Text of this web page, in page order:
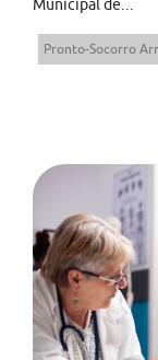
Municipal de...
Pronto-Socorro